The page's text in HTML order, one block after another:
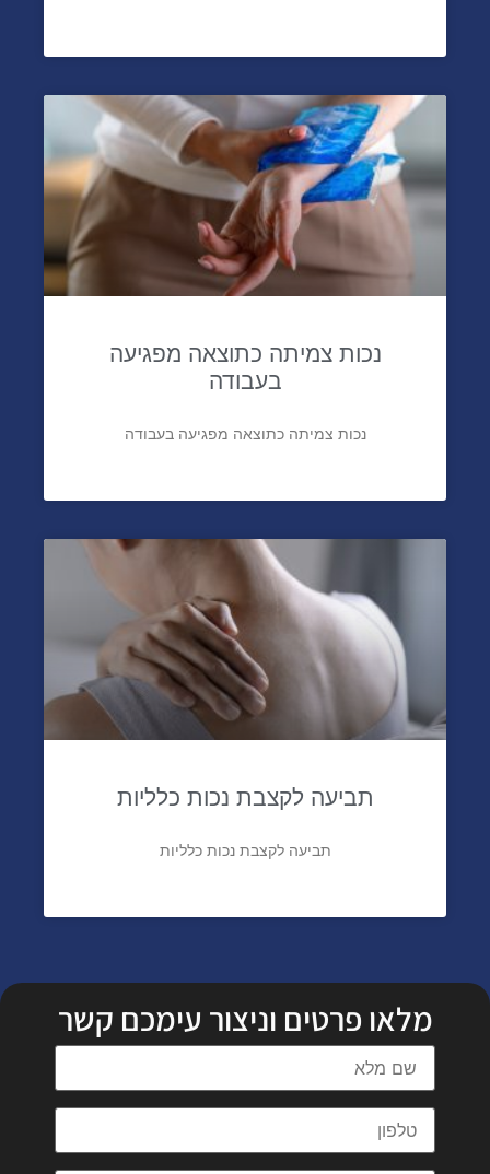
נכות צמיתה כתוצאה מפגיעה
בעבודה
נכות צמיתה כתוצאה מפגיעה בעבודה
תביעה לקצבת נכות כלליות
תביעה לקצבת נכות כלליות
מלאו פרטים וניצור עימכם קשר